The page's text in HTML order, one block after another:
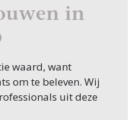
in
waard, want
om te beleven. Wij
uit deze